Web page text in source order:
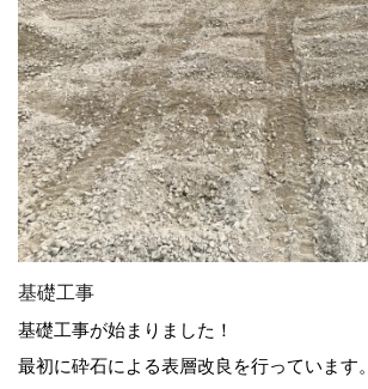
基礎工事
基礎工事が始まりました！
最初に砕石による表層改良を行っています。